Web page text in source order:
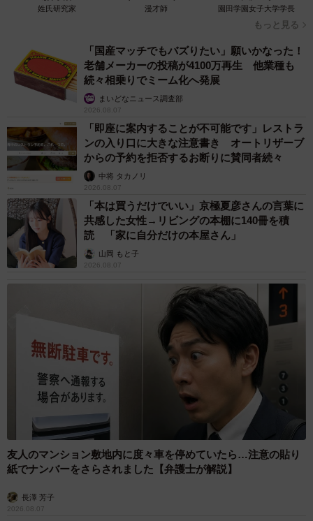
姓氏研究家 漫才師 園田学園女子大学学長
もっと見る
「国産マッチでもバズりたい」願いかなった！
老舗メーカーの投稿が4100万再生 他業種も
続々相乗りでミーム化へ発展
まいどなニュース調査部
2026.08.07
「即座に案内することが不可能です」レストラ
ンの入り口に大きな注意書き オートリザーブ
からの予約を拒否するお断りに賛同者続々
中将 タカノリ
2026.08.07
「本は買うだけでいい」京極夏彦さんの言葉に
共感した女性→リビングの本棚に140冊を積
読 「家に自分だけの本屋さん」
山岡 もと子
2026.08.07
友人のマンション敷地内に度々車を停めていたら…注意の貼り
紙でナンバーをさらされました【弁護士が解説】
長澤 芳子
2026.08.07